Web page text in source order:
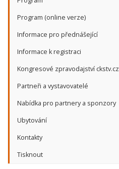
Program (online verze)
Informace pro přednášející
Informace k registraci
Kongresové zpravodajství ckstv.cz
Partneři a vystavovatelé
Nabídka pro partnery a sponzory
Ubytování
Kontakty
Tisknout